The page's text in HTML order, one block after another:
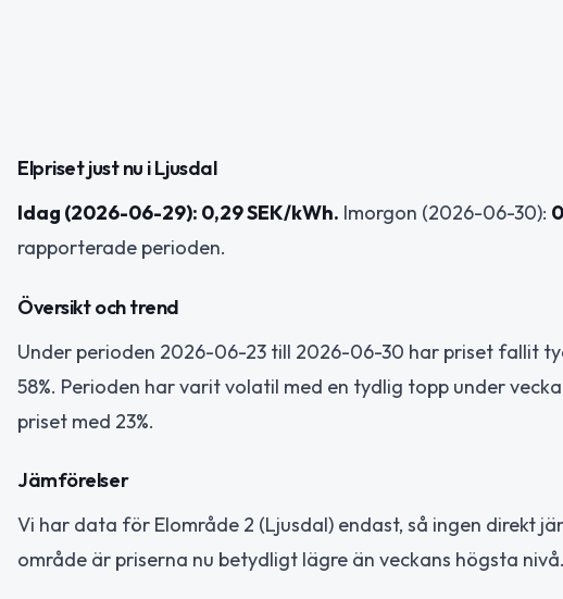
Elpriset just nu i Ljusdal
Idag (2026-06-29): 0,29 SEK/kWh. Imorgon (2026-06-30):
rapporterade perioden.
Översikt och trend
Under perioden 2026-06-23 till 2026-06-30 har priset fallit
58%. Perioden har varit volatil med en tydlig topp under
priset med 23%.
Jämförelser
Vi har data för Elområde 2 (Ljusdal) endast, så ingen direkt
område är priserna nu betydligt lägre än veckans högsta nivå.